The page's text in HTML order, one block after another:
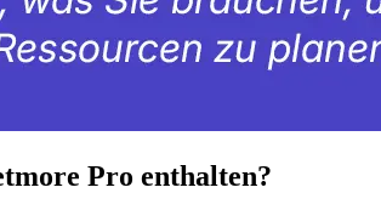
Pro enthalten?